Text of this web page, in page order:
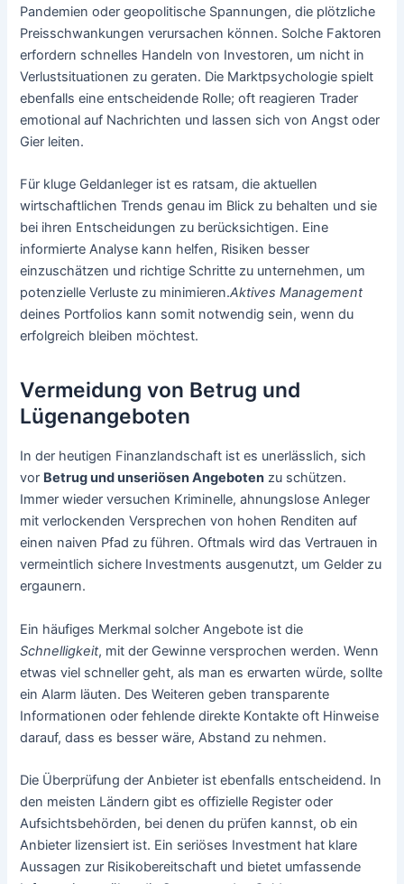
Pandemien oder geopolitische Spannungen, die plötzliche
Preisschwankungen verursachen können. Solche Faktoren
erfordern schnelles Handeln von Investoren, um nicht in
Verlustsituationen zu geraten. Die Marktpsychologie spielt
ebenfalls eine entscheidende Rolle; oft reagieren Trader
emotional auf Nachrichten und lassen sich von Angst oder
Gier leiten.
Für kluge Geldanleger ist es ratsam, die aktuellen
wirtschaftlichen Trends genau im Blick zu behalten und sie
bei ihren Entscheidungen zu berücksichtigen. Eine
informierte Analyse kann helfen, Risiken besser
einzuschätzen und richtige Schritte zu unternehmen, um
potenzielle Verluste zu minimieren.Aktives Management
deines Portfolios kann somit notwendig sein, wenn du
erfolgreich bleiben möchtest.
Vermeidung von Betrug und
Lügenangeboten
In der heutigen Finanzlandschaft ist es unerlässlich, sich
vor Betrug und unseriösen Angeboten zu schützen.
Immer wieder versuchen Kriminelle, ahnungslose Anleger
mit verlockenden Versprechen von hohen Renditen auf
einen naiven Pfad zu führen. Oftmals wird das Vertrauen in
vermeintlich sichere Investments ausgenutzt, um Gelder zu
ergaunern.
Ein häufiges Merkmal solcher Angebote ist die
Schnelligkeit, mit der Gewinne versprochen werden. Wenn
etwas viel schneller geht, als man es erwarten würde, sollte
ein Alarm läuten. Des Weiteren geben transparente
Informationen oder fehlende direkte Kontakte oft Hinweise
darauf, dass es besser wäre, Abstand zu nehmen.
Die Überprüfung der Anbieter ist ebenfalls entscheidend. In
den meisten Ländern gibt es offizielle Register oder
Aufsichtsbehörden, bei denen du prüfen kannst, ob ein
Anbieter lizensiert ist. Ein seriöses Investment hat klare
Aussagen zur Risikobereitschaft und bietet umfassende